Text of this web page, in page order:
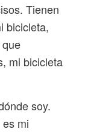
Tienen
bicicleta,
mi bicicleta
soy.
mi